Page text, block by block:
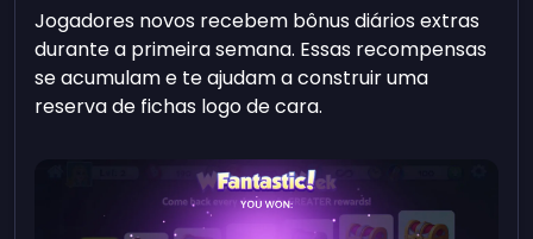
Jogadores novos recebem bônus diários extras
durante a primeira semana. Essas recompensas
se acumulam e te ajudam a construir uma
reserva de fichas logo de cara.